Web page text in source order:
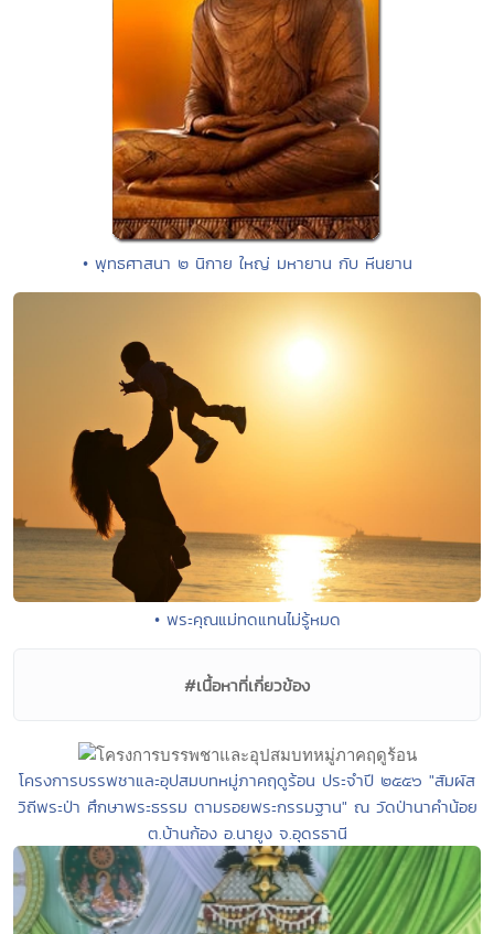
• พุทธศาสนา ๒ นิกาย ใหญ่ มหายาน กับ หีนยาน
• พระคุณแม่ทดแทนไม่รู้หมด
#เนื้อหาที่เกี่ยวข้อง
โครงการบรรพชาและอุปสมบทหมู่ภาคฤดูร้อน ประจำปี ๒๕๕๖ "สัมผัส
วิถีพระป่า ศึกษาพระธรรม ตามรอยพระกรรมฐาน" ณ วัดป่านาคำน้อย
ต.บ้านก้อง อ.นายูง จ.อุดรธานี